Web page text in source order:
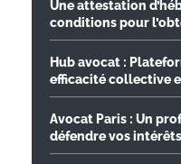
Une attestation
conditions pour
Hub avocat :
efficacité collective
Avocat Paris : Un
défendre vos intérêts